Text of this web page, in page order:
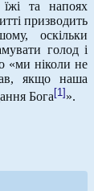
та напоях
призводить
оскільки
голод і
«ми ніколи не
якщо наша
Бога [1] ».